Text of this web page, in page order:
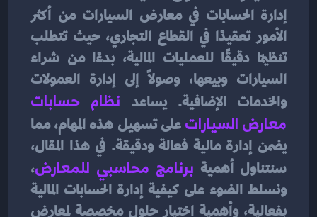
إدارة الحسابات في معارض السيارات من أكثر
والخدمات الإضافية. يساعد
معارض السيارات
سنتناول أهمية برنامج محاسبي للمعارض